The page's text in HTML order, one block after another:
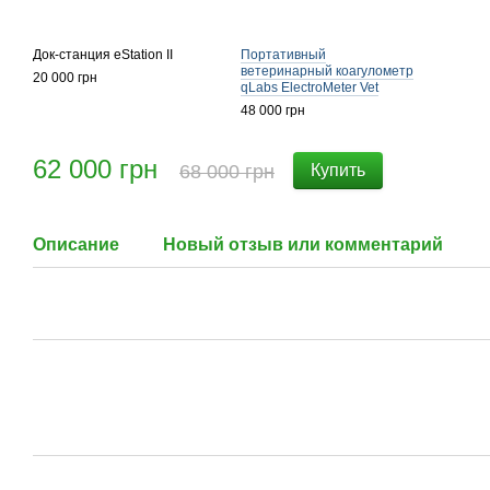
Док-станция eStation II
20 000 грн
Портативный
ветеринарный коагулометр
qLabs ElectroMeter Vet
48 000 грн
62 000 грн 68 000 грн Купить
Описание Новый отзыв или комментарий